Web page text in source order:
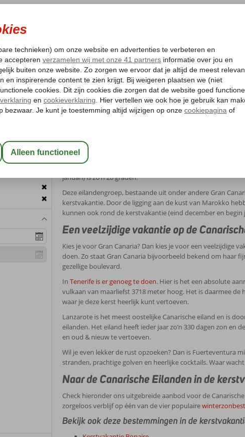
ZOMER 2026 ZONVAKANTIE VERRE REIZEN ALL
Gratis annuleren*
Canarische Eilanden in de
Ben jij klaar met de winter en zit je liever onder een
voor een heerlijke vakantie naar de Canarische Eilanden!
januari) is zo’n 20 graden.
Deze eilandengroep, bestaande uit onder andere Gran
kerstvakantie. Door de ligging aan de kust van Marokko
kunnen ook rond de kerstvakantie (eind december en
Een veelzijdige vakantie op de
Kies je voor Gran Canaria? Dan kies je voor een veelzijdige
doen. Zo staat Gran Canaria bijvoorbeeld bekend om haar
gezellige boulevard.
In Tenerife is er genoeg te doen. Hier is het een absolute
vulkaan van maarliefst 3718 meter hoog. Het is daarmee de
waar je deze kerst heerlijk kunt vertoeven.
Lanzarote is het meest oostelijke Canarische eiland en is
eilanden. Het eiland heeft ieder jaar zo’n 330 dagen zon
en oud & nieuw te vertoeven.
Wil je even lekker de rust opzoeken? Dan is Fuerteventura
stranden, prachtige golven en heerlijke cocktails. Waar
Naar de Canarische Eilanden in de
Check hieronder ons uitgebreide aanbod voor de
zorgeloos verblijf op één van de vier populaire
Bekijk ook deze bestemmingen in de